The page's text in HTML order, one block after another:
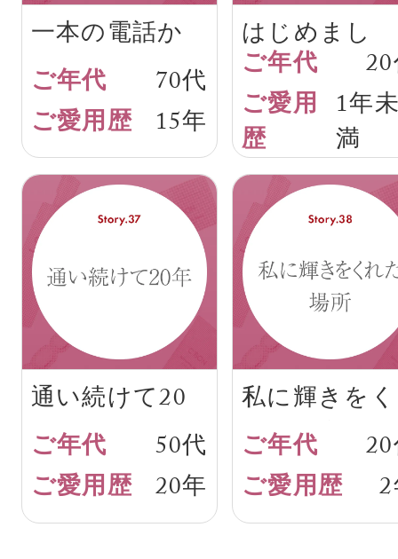
一本の電話か
ら
70代
15年
はじめまし
て、私の肌
1年
満
通い続けて20
年
50代
20年
私に輝きをく
れた場所